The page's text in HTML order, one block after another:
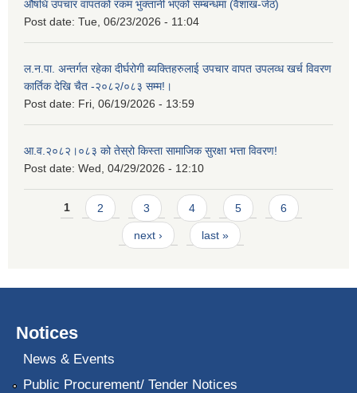
औषधि उपचार वापतको रकम भुक्तानी भएको सम्बन्धमा (वैशाख-जेठ)
Post date: Tue, 06/23/2026 - 11:04
ल.न.पा. अन्तर्गत रहेका दीर्घरोगी ब्यक्तिहरुलाई उपचार वापत उपलव्ध खर्च विवरण
कार्तिक देखि चैत -२०८२/०८३ सम्म!।
Post date: Fri, 06/19/2026 - 13:59
आ.व.२०८२।०८३ को तेस्रो किस्ता सामाजिक सुरक्षा भत्ता विवरण!
Post date: Wed, 04/29/2026 - 12:10
Pages
1 2 3 4 5 6
next › last »
Notices
News & Events
Public Procurement/ Tender Notices